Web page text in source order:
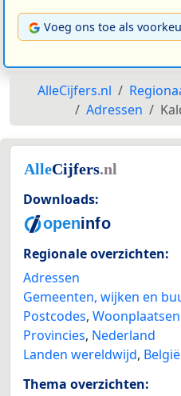
Voeg ons toe als
AlleCijfers.nl
Adressen
Downloads:
Regionale overzichten:
Adressen
Gemeenten, wijken en
Postcodes, Woonplaatsen
Provincies, Nederland
Landen wereldwijd,
Thema overzichten: